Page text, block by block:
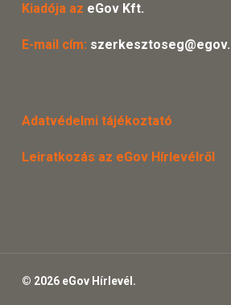
Kiadója az eGov Kft.
E-mail cím:
Adatvédelmi tájékoztató
Leiratkozás az eGov Hírlevélről
© 2026 eGov Hírlevél.